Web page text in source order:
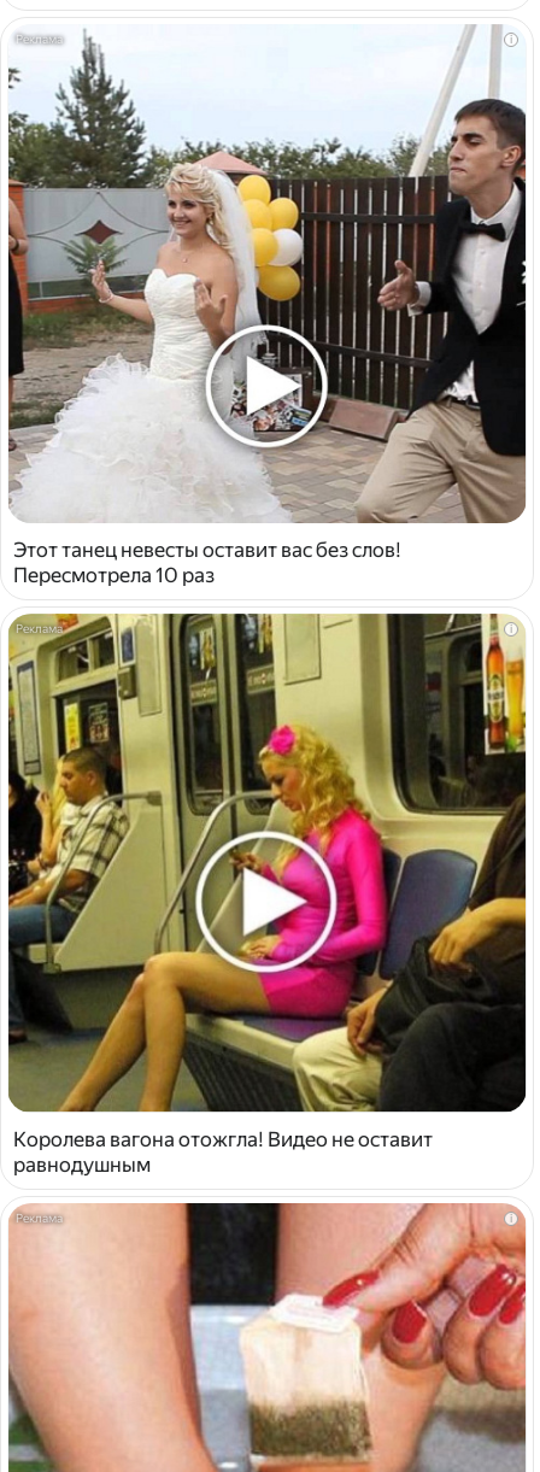
i
Этот танец невесты оставит вас без слов!
Пересмотрела 10 раз
i
Королева вагона отожгла! Видео не оставит
равнодушным
i